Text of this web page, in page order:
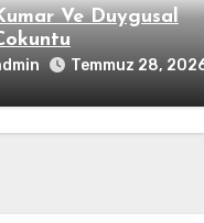
Ve Duygusal
Temmuz 28,